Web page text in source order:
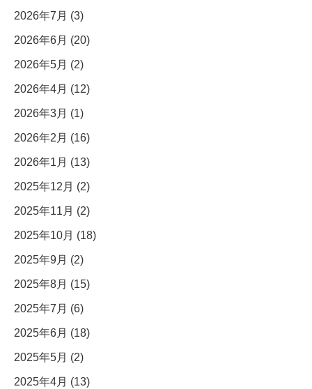
2026年7月 (3)
2026年6月 (20)
2026年5月 (2)
2026年4月 (12)
2026年3月 (1)
2026年2月 (16)
2026年1月 (13)
2025年12月 (2)
2025年11月 (2)
2025年10月 (18)
2025年9月 (2)
2025年8月 (15)
2025年7月 (6)
2025年6月 (18)
2025年5月 (2)
2025年4月 (13)